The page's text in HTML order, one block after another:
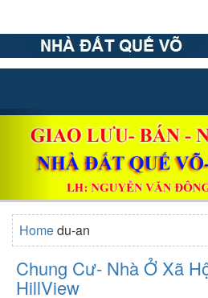
Previous
Homedu-an
Chung Cư- Nhà Ở Xã
HillView